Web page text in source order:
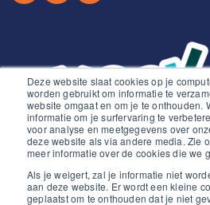
Deze website slaat cookies op je
worden gebruikt om informatie te
website omgaat en om je te onthouden.
informatie om je surfervaring te
voor analyse en meetgegevens over
deze website als via andere media. Zie
meer informatie over de cookies die we
Als je weigert, zal je informatie niet
aan deze website. Er wordt een kleine
geplaatst om te onthouden dat je niet
© 2021. All Rights Reserved